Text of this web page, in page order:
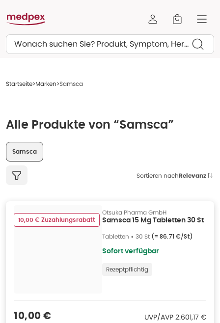
Suchen
Startseite Marken Samsca
Alle Produkte von “Samsca”
Samsca
Sortieren nachRelevanz
10,00 € Zuzahlungsrabatt
Otsuka Pharma GmbH
Samsca 15 Mg Tabletten 30 St
Tabletten • 30 St (= 86.71 €/St)
Sofort verfügbar
Rezeptpflichtig
Verkaufspreis
10,00 € UVP/AVP UVP/AVP:
2.601,17 €